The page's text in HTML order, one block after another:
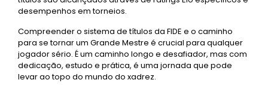
desempenhos em torneios.
Compreender o sistema de títulos da FIDE e o caminho
para se tornar um Grande Mestre é crucial para qualquer
jogador sério. É um caminho longo e desafiador, mas com
dedicação, estudo e prática, é uma jornada que pode
levar ao topo do mundo do xadrez.